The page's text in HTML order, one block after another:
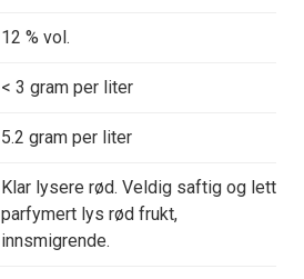
12 % vol.
< 3 gram per liter
5.2 gram per liter
Klar lysere rød. Veldig saftig og lett
parfymert lys rød frukt,
innsmigrende.